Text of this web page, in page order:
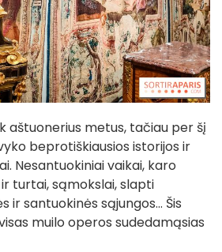
aštuonerius metus, tačiau per šį
beprotiškiausios istorijos ir
Nesantuokiniai vaikai, karo
turtai, sąmokslai, slapti
ir santuokinės sąjungos... Šis
muilo operos sudedamąsias